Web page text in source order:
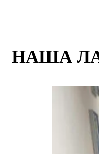
НАША